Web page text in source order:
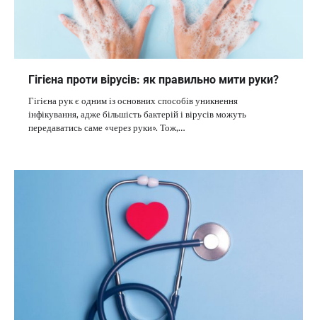
Гігієна проти вірусів: як правильно мити руки?
Гігієна рук є одним із основних способів уникнення
інфікування, адже більшість бактерій і вірусів можуть
передаватись саме «через руки». Тож,…